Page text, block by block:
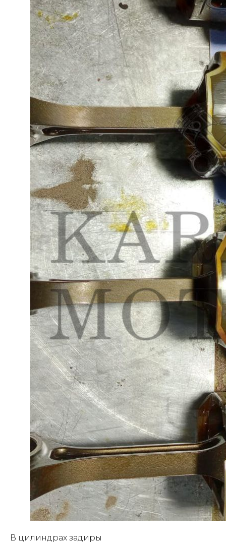
В цилиндрах задиры